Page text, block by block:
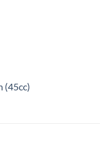
(45cc)